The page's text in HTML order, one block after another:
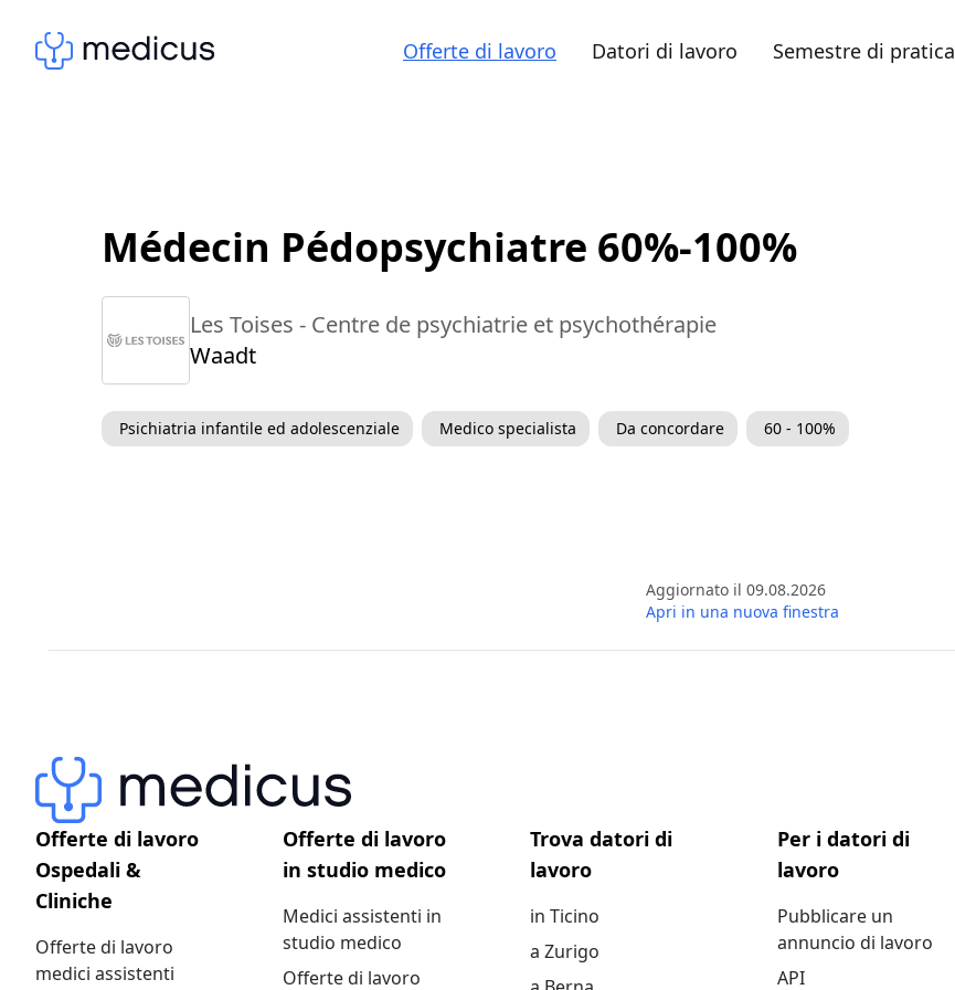
Offerte di lavoro Datori di lavoro Semestre di pratica
Médecin Pédopsychiatre 60%-100%
Les Toises - Centre de psychiatrie et psychothérapie
Waadt
Psichiatria infantile ed adolescenziale Medico specialista Da concordare 60 - 100%
Aggiornato il 09.08.2026
Apri in una nuova finestra
Offerte di lavoro
Ospedali &
Cliniche
Offerte di lavoro
medici assistenti
Offerte di lavoro
in studio medico
Medici assistenti in
studio medico
Offerte di lavoro
Trova datori di
lavoro
in Ticino
a Zurigo
Per i datori di
lavoro
Pubblicare un
annuncio di lavoro
API